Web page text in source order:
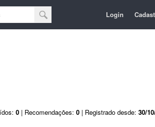
Login
0 | Recomendações: 0 | Registrado desde: 30/